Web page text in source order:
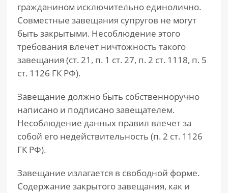
гражданином исключительно единолично.
Совместные завещания супругов не могут
быть закрытыми. Несоблюдение этого
требования влечет ничтожность такого
завещания (ст. 21, п. 1 ст. 27, п. 2 ст. 1118, п. 5
ст. 1126 ГК РФ).
Завещание должно быть собственноручно
написано и подписано завещателем.
Несоблюдение данных правил влечет за
собой его недействительность (п. 2 ст. 1126
ГК РФ).
Завещание излагается в свободной форме.
Содержание закрытого завещания, как и